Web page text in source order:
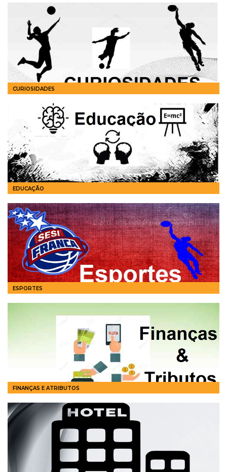
CURIOSIDADES
EDUCAÇÃO
ESPORTES
FINANÇAS E ATRIBUTOS